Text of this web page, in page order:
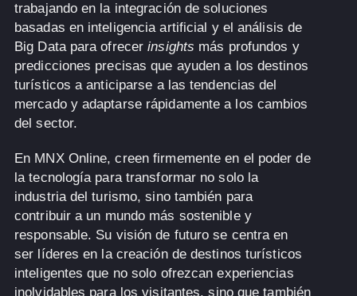
trabajando en la integración de soluciones
basadas en inteligencia artificial y el análisis de
Big Data para ofrecerinsights más profundos y
predicciones precisas que ayuden a los destinos
turísticos a anticiparse a las tendencias del
mercado y adaptarse rápidamente a los cambios
del sector.
En MNX Online, creen firmemente en el poder de
la tecnología para transformar no solo la
industria del turismo, sino también para
contribuir a un mundo más sostenible y
responsable. Su visión de futuro se centra en
ser líderes en la creación de destinos turísticos
inteligentes que no solo ofrezcan experiencias
inolvidables para los visitantes, sino que también